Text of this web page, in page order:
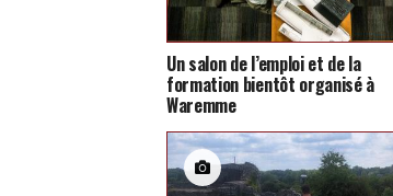
Un salon de l’emploi et de la
formation bientôt organisé à
Waremme